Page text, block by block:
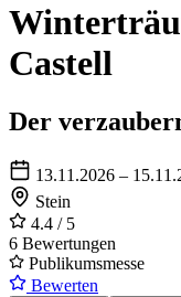
Castell
Der
13.11.2026 –
Stein
4.4 / 5
6 Bewertungen
Publikumsmesse
Bewerten